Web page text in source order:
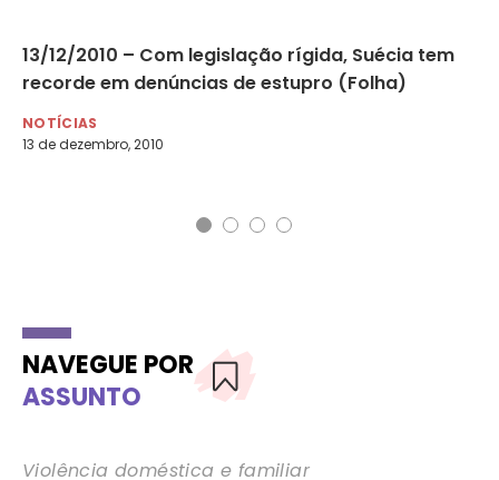
13/12/2010 – Com legislação rígida, Suécia tem
recorde em denúncias de estupro (Folha)
NOTÍCIAS
13 de dezembro, 2010
NAVEGUE POR
ASSUNTO
Violência doméstica e familiar